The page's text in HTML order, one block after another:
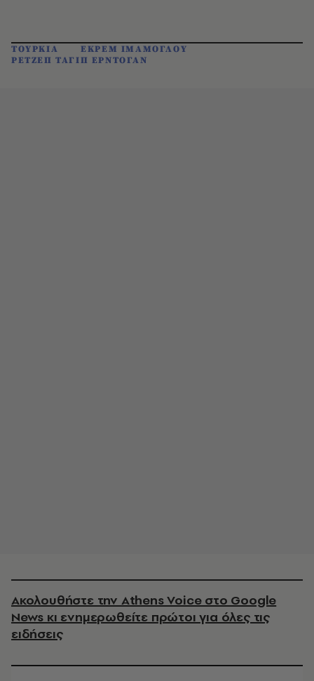
ΤΟΥΡΚΙΑ
ΕΚΡΕΜ ΙΜΑΜΟΓΛΟΥ
ΡΕΤΖΕΠ ΤΑΓΙΠ ΕΡΝΤΟΓΑΝ
Ακολουθήστε την Athens Voice στο Google
News κι ενημερωθείτε πρώτοι για όλες τις
ειδήσεις